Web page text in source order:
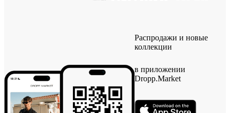
Распродажи и новые
коллекции
в приложении
Dropp.Market